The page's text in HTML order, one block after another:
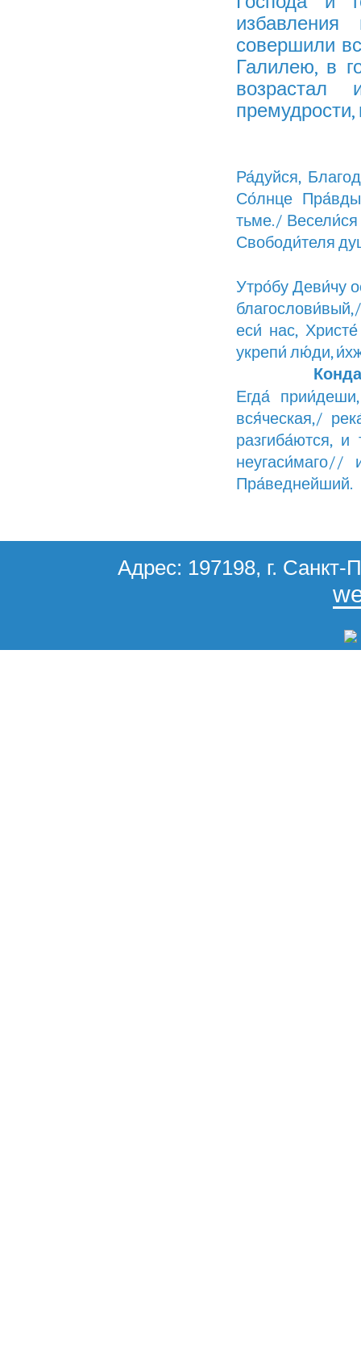
совершили
Галилею, в
возрастал
Ра́дуйся,
Со́лнце
тьме./
Свободи́теля
Утро́бу Деви́чу
еси́ нас,
укрепи́ лю́ди,
Егда́
вся́ческая,/
разгиба́ются,
Пра́веднейший.
Адрес: 197198, г. Санкт-